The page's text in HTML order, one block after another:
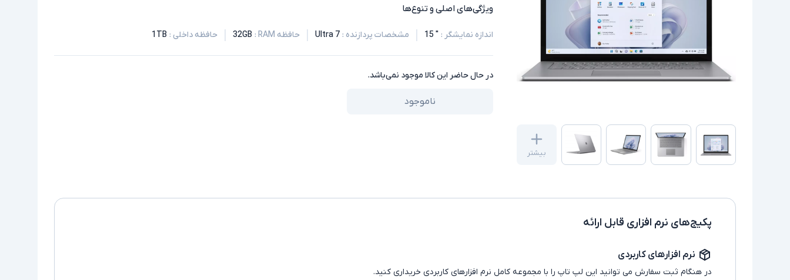
بیشتر
ویژگی‌های اصلی و تنوع‌ها
اندازه نمایشگر :
" 15 مشخصات پردازنده :
Ultra 7 حافظه RAM :
32GB حافظه داخلی :
1TB
در حال حاضر این کالا موجود نمی‌باشد.
ناموجود
پکیج‌های نرم افزاری قابل ارائه
نرم افزارهای کاربردی
در هنگام ثبت سفارش می توانید این لپ تاپ را با مجموعه کامل نرم افزارهای کاربردی خریداری کنید.